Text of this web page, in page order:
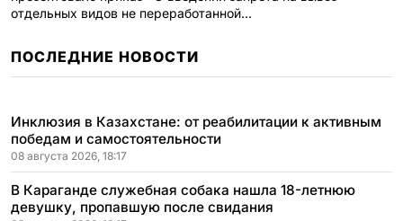
отдельных видов не переработанной…
ПОСЛЕДНИЕ НОВОСТИ
Инклюзия в Казахстане: от реабилитации к активным
победам и самостоятельности
08 августа 2026, 18:17
В Караганде служебная собака нашла 18-летнюю
девушку, пропавшую после свидания